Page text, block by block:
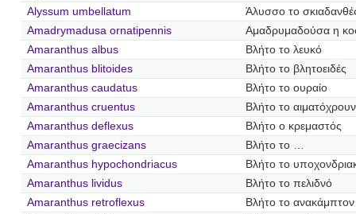
Alyssum umbellatum
Άλυσσο το
Amadrymadusa ornatipennis
Αμαδρυμαδούσα η
Amaranthus albus
Βλήτο το λευκό
Amaranthus blitoides
Βλήτο το βλητοειδές
Amaranthus caudatus
Βλήτο το ουραίο
Amaranthus cruentus
Βλήτο το αιματόχρουν
Amaranthus deflexus
Βλήτο ο κρεμαστός
Amaranthus graecizans
Βλήτο το …
Amaranthus hypochondriacus
Βλήτο το
Amaranthus lividus
Βλήτο το πελιδνό
Amaranthus retroflexus
Βλήτο το ανακάμπτον